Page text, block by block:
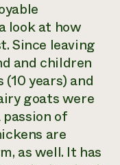
Energy
AgriSolar
look at how
Since leaving
and children
(10 years) and
goats were
of
are
as well. It has